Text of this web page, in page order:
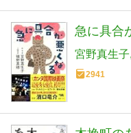
急に具合
宮野真生子
2941